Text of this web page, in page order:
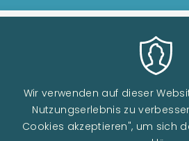
Wir verwenden auf dieser
Nutzungserlebnis zu
Cookies akzeptieren", um sich